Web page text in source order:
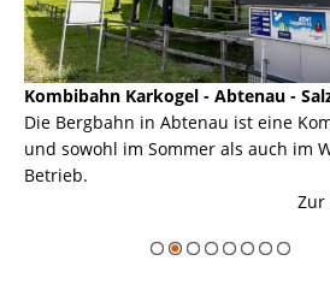
Kombibahn Karkogel - Abtenau -
Die Bergbahn in Abtenau ist eine
und sowohl im Sommer als auch im
Betrieb.
Zur